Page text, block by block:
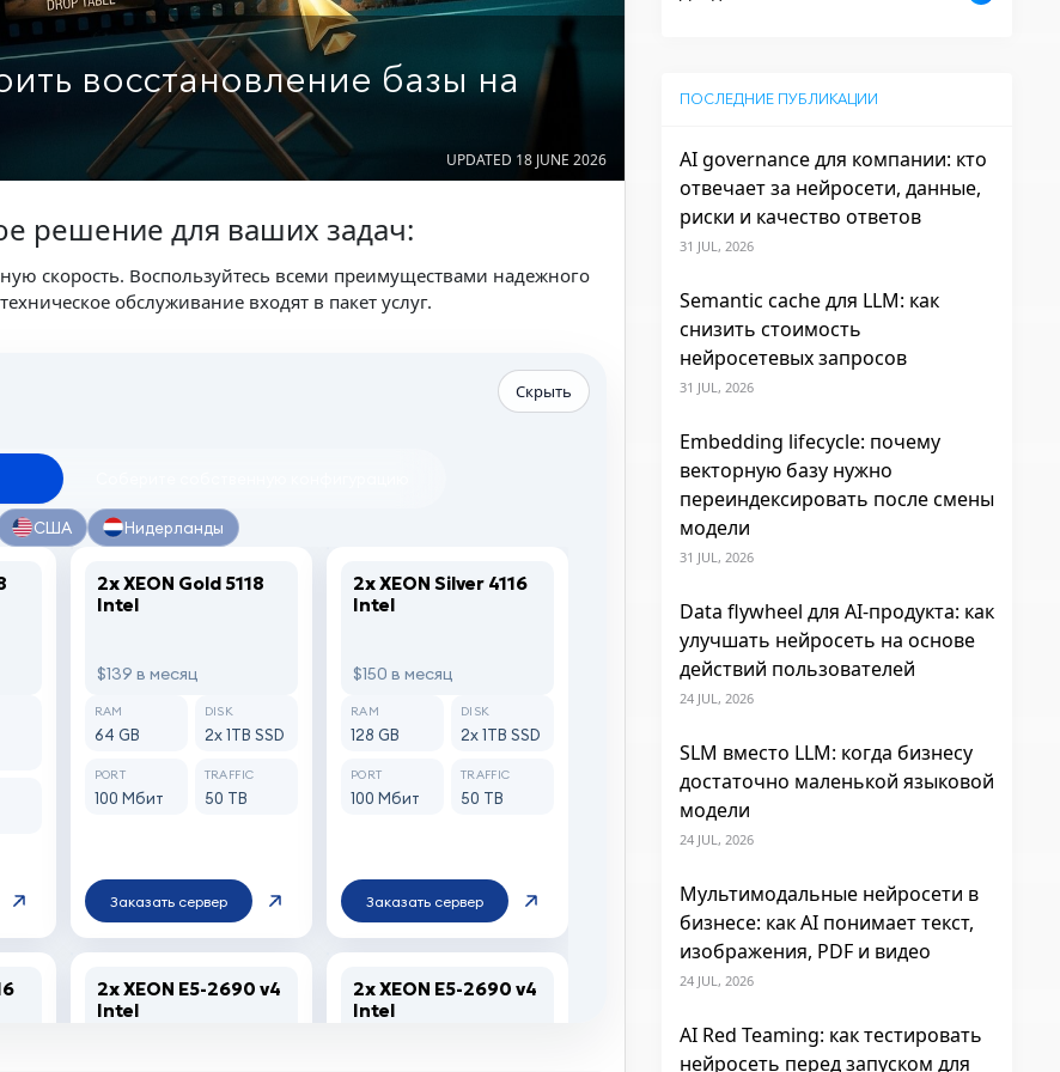
восстановление базы на
UPDATED 18 JUNE 2026
решение для ваших задач:
скорость. Воспользуйтесь всеми преимуществами надежного
обслуживание входят в пакет услуг.
Скрыть
ПОСЛЕДНИЕ ПУБЛИКАЦИИ
AI governance для компании: кто
отвечает за нейросети, данные,
риски и качество ответов
31 JUL, 2026
Semantic cache для LLM: как
снизить стоимость
нейросетевых запросов
31 JUL, 2026
Embedding lifecycle: почему
векторную базу нужно
переиндексировать после смены
модели
31 JUL, 2026
Data flywheel для AI-продукта: как
улучшать нейросеть на основе
действий пользователей
24 JUL, 2026
SLM вместо LLM: когда бизнесу
достаточно маленькой языковой
модели
24 JUL, 2026
Мультимодальные нейросети в
бизнесе: как AI понимает текст,
изображения, PDF и видео
24 JUL, 2026
AI Red Teaming: как тестировать
нейросеть перед запуском для